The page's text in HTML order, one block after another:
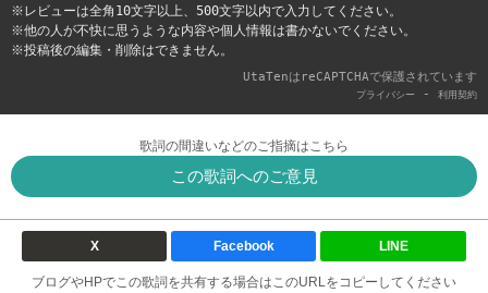
※レビューは全角10文字以上、500文字以内で入力してください。
※他の人が不快に思うような内容や個人情報は書かないでください。
※投稿後の編集・削除はできません。
UtaTenはreCAPTCHAで保護されています
プライバシー - 利用契約
歌詞の間違いなどのご指摘はこちら
この歌詞へのご意見
X Facebook LINE
ブログやHPでこの歌詞を共有する場合はこのURLをコピーしてください